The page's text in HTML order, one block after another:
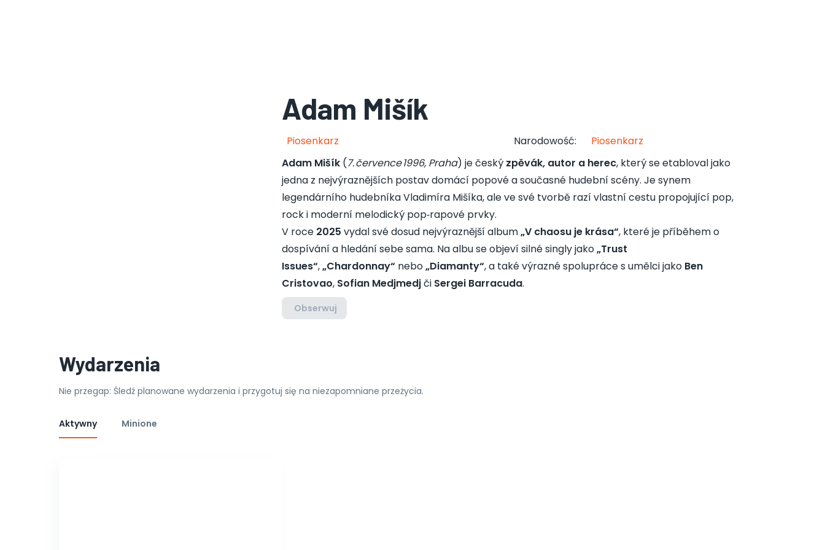
Adam Mišík
Piosenkarz Narodowość:
Piosenkarz
Adam Mišík(7. července 1996, Praha) je český zpěvák, autor a herec, který se etabloval jako
jedna z nejvýraznějších postav domácí popové a současné hudební scény. Je synem
legendárního hudebníka Vladimíra Mišíka, ale ve své tvorbě razí vlastní cestu propojující pop,
rock i moderní melodický pop‑rapové prvky.
V roce 2025 vydal své dosud nejvýraznější album„V chaosu je krása“, které je příběhem o
dospívání a hledání sebe sama. Na albu se objeví silné singly jako„Trust
Issues“,„Chardonnay“ nebo„Diamanty“, a také výrazné spolupráce s umělci jako Ben
Cristovao, Sofian Medjmedjči Sergei Barracuda.
Obserwuj
Wydarzenia
Nie przegap: Śledź planowane wydarzenia i przygotuj się na niezapomniane przeżycia.
Aktywny Minione